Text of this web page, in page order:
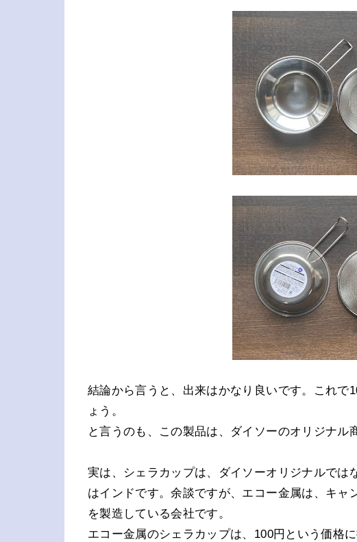
結論から言うと、出来はかなり良いです。これで
ょう。
と言うのも、この製品は、ダイソーのオリジナル
実は、シェラカップは、ダイソーオリジナルでは
はインドです。余談ですが、エコー金属は、キャ
を製造している会社です。
エコー金属のシェラカップは、100円という価格